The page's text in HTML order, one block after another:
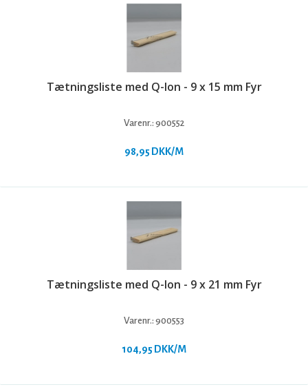
Tætningsliste med Q-lon - 9 x 15 mm Fyr
Varenr.: 900552
98,95 DKK/M
Tætningsliste med Q-lon - 9 x 21 mm Fyr
Varenr.: 900553
104,95 DKK/M